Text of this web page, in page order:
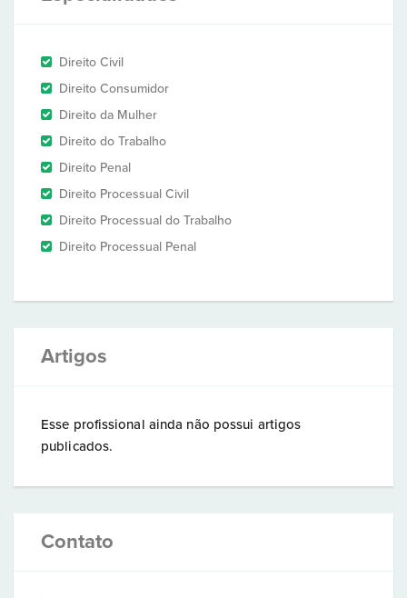
Direito Civil
Direito Consumidor
Direito da Mulher
Direito do Trabalho
Direito Penal
Direito Processual Civil
Direito Processual do Trabalho
Direito Processual Penal
Artigos
Esse profissional ainda não possui artigos
publicados.
Contato